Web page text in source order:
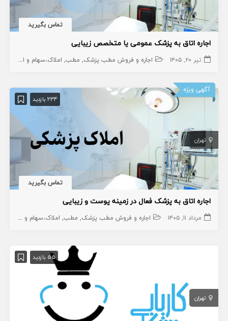
تماس بگیرید
اجاره اتاق به پزشک عمومی یا متخصص زیبایی
تیر ۲۰, ۱۴۰۵ اجاره و فروش مطب پزشک مطب املاک،سهام و امتیاز
آگهی ویژه
234 بازدید
تهران
تماس بگیرید
اجاره اتاق به پزشک فعال در زمینه پوست و زیبایی
مرداد ۱۱, ۱۴۰۵ اجاره و فروش مطب پزشک مطب املاک،سهام و امتیاز
55 بازدید
تهران